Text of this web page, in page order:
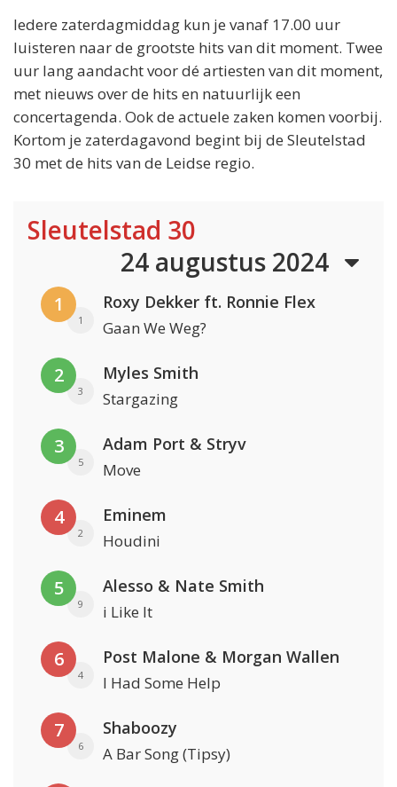
Iedere zaterdagmiddag kun je vanaf 17.00 uur
luisteren naar de grootste hits van dit moment. Twee
uur lang aandacht voor dé artiesten van dit moment,
met nieuws over de hits en natuurlijk een
concertagenda. Ook de actuele zaken komen voorbij.
Kortom je zaterdagavond begint bij de Sleutelstad
30 met de hits van de Leidse regio.
Sleutelstad 30
24 augustus 2024
1
1
Roxy Dekker ft. Ronnie Flex
Gaan We Weg?
2
3
Myles Smith
Stargazing
3
5
Adam Port & Stryv
Move
4
2
Eminem
Houdini
5
9
Alesso & Nate Smith
i Like It
6
4
Post Malone & Morgan Wallen
I Had Some Help
7
6
Shaboozy
A Bar Song (Tipsy)